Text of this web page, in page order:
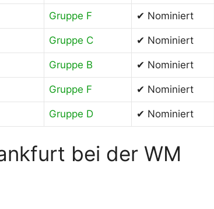
Gruppe F ✔ Nominiert
Gruppe C ✔ Nominiert
Gruppe B ✔ Nominiert
Gruppe F ✔ Nominiert
Gruppe D ✔ Nominiert
bei der WM